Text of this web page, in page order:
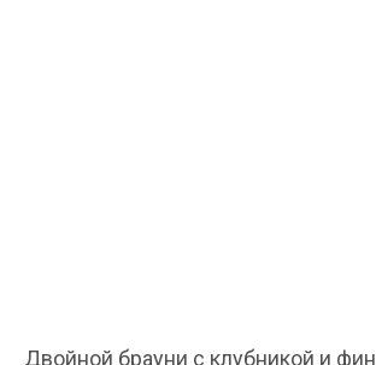
Двойной брауни с клубникой и